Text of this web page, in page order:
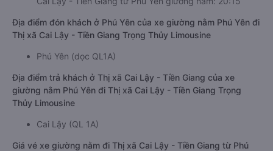
Địa điểm đón khách ở Phú Yên của xe giường nằm Phú Yên đi
Thị xã Cai Lậy - Tiền Giang Trọng Thủy Limousine
Phú Yên (dọc QL1A)
Địa điểm trả khách ở Thị xã Cai Lậy - Tiền Giang của xe
giường nằm Phú Yên đi Thị xã Cai Lậy - Tiền Giang Trọng
Thủy Limousine
Cai Lậy (QL 1A)
Giá vé xe giường nằm đi Thị xã Cai Lậy - Tiền Giang từ Phú